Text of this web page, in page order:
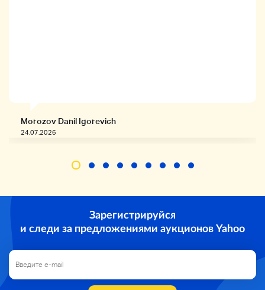
Morozov Danil Igorevich
24.07.2026
Зарегистрируйся
и следи за предложениями аукционов Yahoo